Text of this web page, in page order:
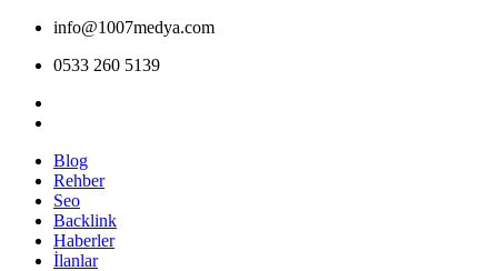
info@1007medya.com
0533 260 5139
Blog
Rehber
Seo
Backlink
Haberler
İlanlar